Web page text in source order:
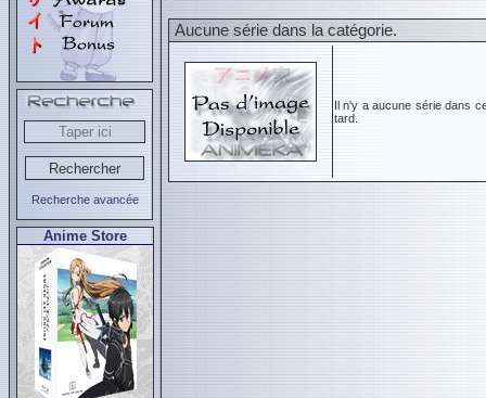
Recherche avancée
Anime Store
Aucune série dans la catégorie.
Il n'y a aucune série dans
tard.